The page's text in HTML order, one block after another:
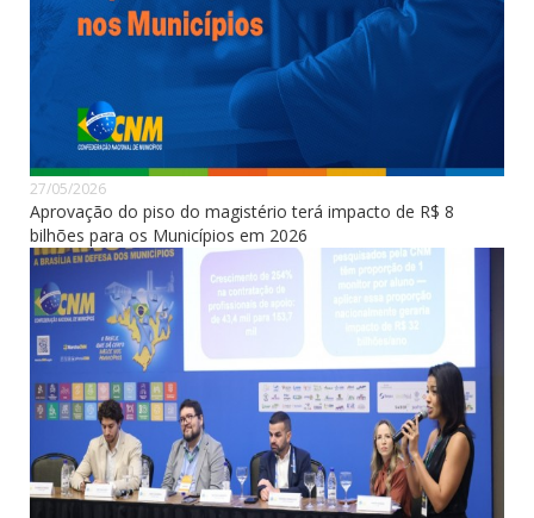
27/05/2026
Aprovação do piso do magistério terá impacto de R$ 8
bilhões para os Municípios em 2026